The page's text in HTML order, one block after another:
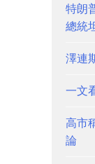
特朗
總統
澤連
一文
高市
論